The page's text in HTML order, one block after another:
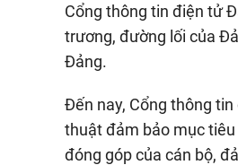
Cổng thông tin điện tử
trương, đường lối của
Đảng.
Đến nay, Cổng thông
thuật đảm bảo mục
đóng góp của cán bộ,